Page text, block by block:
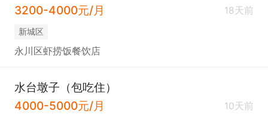
3200-4000元/月
18天前
新城区
永川区虾捞饭餐饮店
水台墩子（包吃住）
4000-5000元/月
10天前